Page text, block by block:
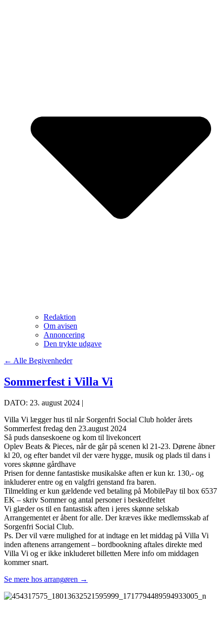
Redaktion
Om avisen
Annoncering
Den trykte udgave
← Alle Begivenheder
Sommerfest i Villa Vi
DATO: 23. august 2024 |
Villa Vi lægger hus til når Sorgenfri Social Club holder årets
Sommerfest fredag den 23.august 2024
Så puds danseskoene og kom til livekoncert
Oplev Beats & Pieces, når de går på scenen kl 21-23. Dørene åbner
kl 20, og efter bandet vil der være hygge, musik og plads til dans i
vores skønne gårdhave
Prisen for denne fantastiske musikalske aften er kun kr. 130,- og
inkluderer entre og en valgfri genstand fra baren.
Tilmelding er kun gældende ved betaling på MobilePay til box 6537
EK – skriv Sommer og antal personer i beskedfeltet
Vi glæder os til en fantastisk aften i jeres skønne selskab
Arrangementet er åbent for alle. Der kræves ikke medlemsskab af
Sorgenfri Social Club.
Ps. Der vil være mulighed for at indtage en let middag på Villa Vi
inden aftenens arrangement – bordbookning aftales direkte med
Villa Vi og er ikke inkluderet billetten Mere info om middagen
kommer snart.
Se mere hos arrangøren →